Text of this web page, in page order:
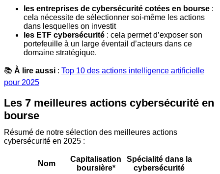
les entreprises de cybersécurité cotées en bourse :
cela nécessite de sélectionner soi-même les actions
dans lesquelles on investit
les ETF cybersécurité : cela permet d’exposer son
portefeuille à un large éventail d’acteurs dans ce
domaine stratégique.
📚 À lire aussi : Top 10 des actions intelligence artificielle
pour 2025
Les 7 meilleures actions cybersécurité en
bourse
Résumé de notre sélection des meilleures actions
cybersécurité en 2025 :
Nom
Capitalisation
boursière*
Spécialité dans la
cybersécurité